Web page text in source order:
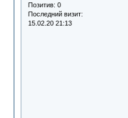
Позитив: 0
Последний визит:
15.02.20 21:13